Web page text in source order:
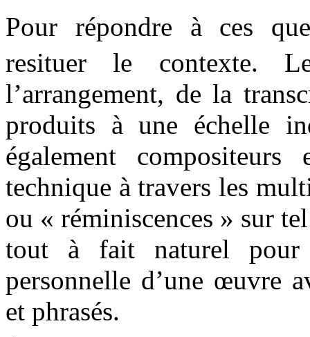
Pour répondre à ces
resituer le contexte.
l’arrangement, de la
produits à une échelle
également
technique à travers les
ou « réminiscences » sur
tout à fait naturel pour
personnelle d’une œuvre
et phrasés.